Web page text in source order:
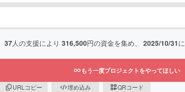
37人の支援により 316,500円の資金を集め、 2025/10/31
もう一度プロジェクトをやってほしい
URLコピー 埋め込み QRコード